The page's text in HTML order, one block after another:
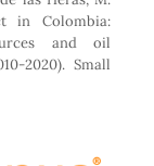
in Colombia:
and oil
2020). Small